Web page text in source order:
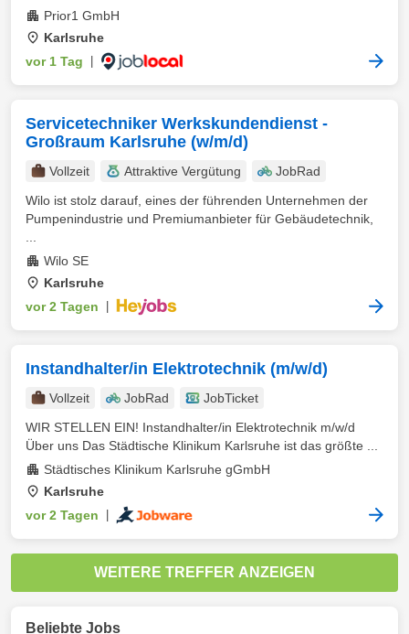
Prior1 GmbH
Karlsruhe
vor 1 Tag
Servicetechniker Werkskundendienst -
Großraum Karlsruhe (w/m/d)
Vollzeit Attraktive Vergütung
JobRad
Wilo ist stolz darauf, eines der führenden Unternehmen der
Pumpenindustrie und Premiumanbieter für Gebäudetechnik,
Wilo SE
Karlsruhe
vor 2 Tagen
Instandhalter/in Elektrotechnik (m/w/d)
Vollzeit JobRad
JobTicket
WIR STELLEN EIN! Instandhalter/in Elektrotechnik m/w/d
Über uns Das Städtische Klinikum Karlsruhe ist das größte ...
Städtisches Klinikum Karlsruhe gGmbH
Karlsruhe
vor 2 Tagen
WEITERE TREFFER ANZEIGEN
Beliebte Jobs